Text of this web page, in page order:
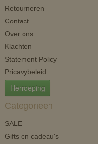
Retourneren
Contact
Over ons
Klachten
Statement Policy
Pricavybeleid
Herroeping
Categorieën
SALE
Gifts en cadeau's